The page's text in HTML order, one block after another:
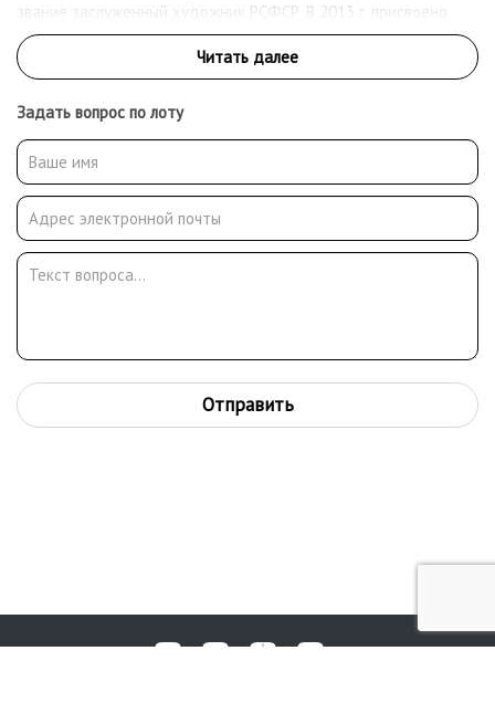
звание заслуженный художник РСФСР. В 2013 г. присвоено
звание Почетного академика РАХ России.
Задать вопрос по лоту
Отправить